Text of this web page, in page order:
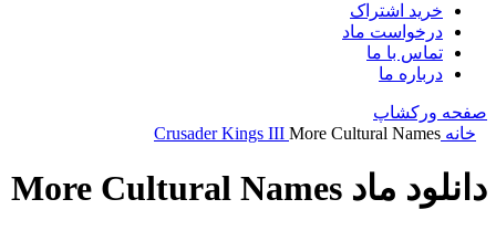
خرید اشتراک
درخواست ماد
تماس با ما
درباره ما
صفحه ورکشاپ
خانه
Crusader Kings III More Cultural Names
دانلود ماد More Cultural Names